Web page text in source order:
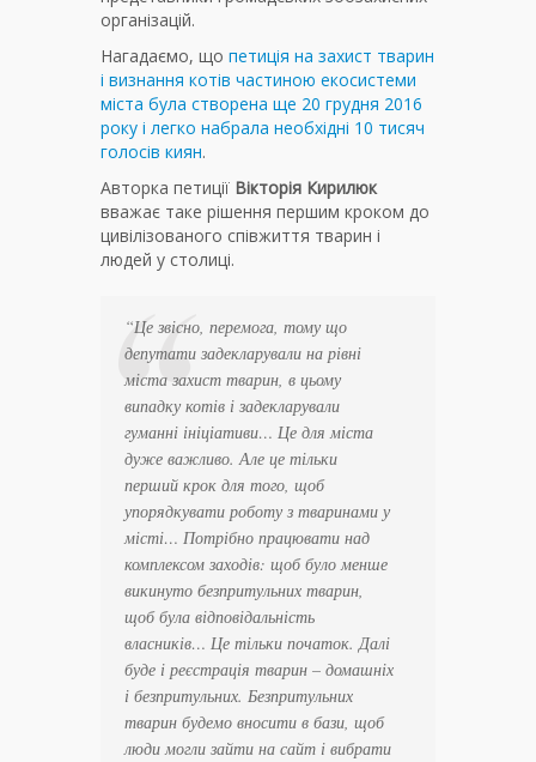
організацій.
Нагадаємо, що петиція на захист тварин
і визнання котів частиною екосистеми
міста була створена ще 20 грудня 2016
року і легко набрала необхідні 10 тисяч
голосів киян.
Авторка петиції Вікторія Кирилюк
вважає таке рішення першим кроком до
цивілізованого співжиття тварин і
людей у столиці.
“Це звісно, перемога, тому що
депутати задекларували на рівні
міста захист тварин, в цьому
випадку котів і задекларували
гуманні ініціативи… Це для міста
дуже важливо. Але це тільки
перший крок для того, щоб
упорядкувати роботу з тваринами у
місті… Потрібно працювати над
комплексом заходів: щоб було менше
викинуто безпритульних тварин,
щоб була відповідальність
власників… Це тільки початок. Далі
буде і реєстрація тварин – домашніх
і безпритульних. Безпритульних
тварин будемо вносити в бази, щоб
люди могли зайти на сайт і вибрати